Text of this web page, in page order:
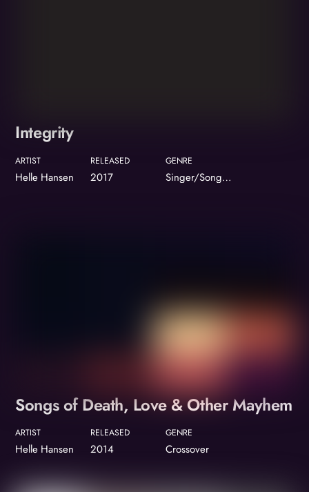
Integrity
ARTIST
Helle Hansen
RELEASED
2017
GENRE
Singer/Songwriter
Songs of Death, Love & Other Mayhem
ARTIST
Helle Hansen
RELEASED
2014
GENRE
Crossover